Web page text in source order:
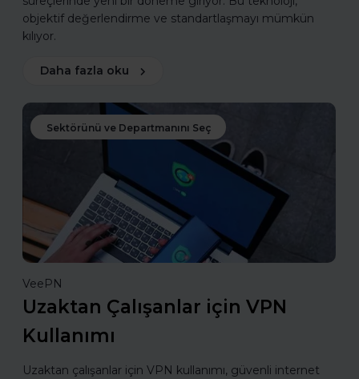
objektif değerlendirme ve standartlaşmayı mümkün
kılıyor.
Daha fazla oku
Sektörünü ve Departmanını Seç
VeePN
Uzaktan Çalışanlar için VPN
Kullanımı
Uzaktan çalışanlar için VPN kullanımı, güvenli internet